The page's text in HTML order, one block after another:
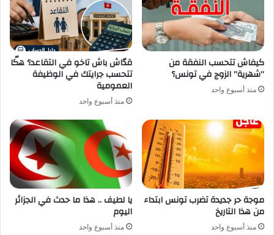
كيفاش تتحسب النفقة من
”شهرية” الزوج في تونس؟
منذ أسبوع واحد
قدّاش باش تاخو في التقاعد؟ هكّا
تتحسب جرايتك في الوظيفة
العمومية
منذ أسبوع واحد
موجة حر جديدة تضرب تونس ابتداء
من هذا التاريخ
منذ أسبوع واحد
يا لطيف .. هذا ما حدث في الجزائر
اليوم
منذ أسبوع واحد